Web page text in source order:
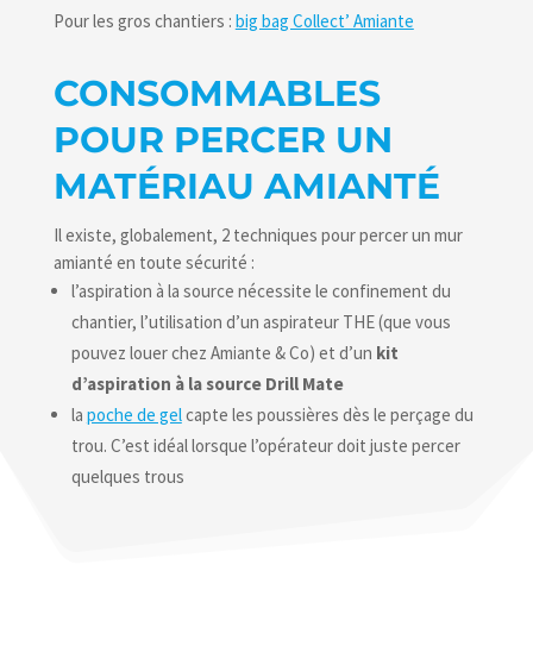
Pour les gros chantiers : big bag Collect’ Amiante
CONSOMMABLES
POUR PERCER UN
MATÉRIAU AMIANTÉ
Il existe, globalement, 2 techniques pour percer un mur
amianté en toute sécurité :
l’aspiration à la source nécessite le confinement du
chantier, l’utilisation d’un aspirateur THE (que vous
pouvez louer chez Amiante & Co) et d’un kit
d’aspiration à la source Drill Mate
la poche de gelcapte les poussières dès le perçage du
trou. C’est idéal lorsque l’opérateur doit juste percer
quelques trous